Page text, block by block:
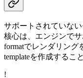
サポートされていな
核心は、エンジンで
formatでレンダリング
templateを作成するこ
!